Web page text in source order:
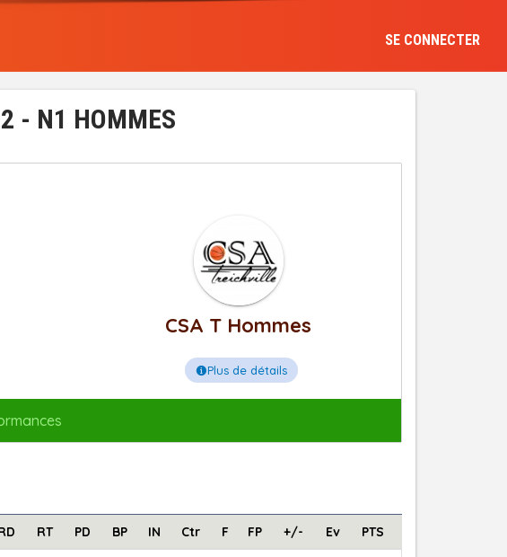
SE CONNECTER
- N1 HOMMES
CSA T Hommes
Plus de détails
RT PD BP IN Ctr F FP +/- Ev PTS